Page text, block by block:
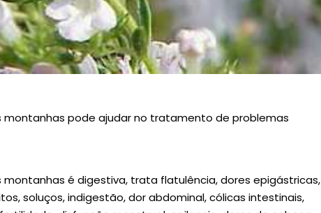
montanhas pode ajudar no tratamento de problemas
montanhas é digestiva, trata flatulência, dores epigástricas,
soluços, indigestão, dor abdominal, cólicas intestinais,